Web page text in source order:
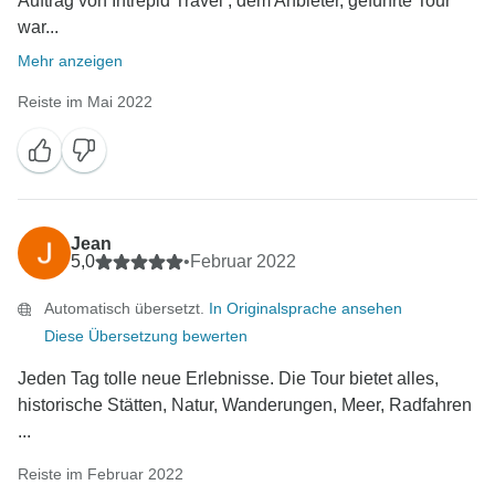
war...
Mehr anzeigen
Reiste im Mai 2022
Jean
5,0
•Februar 2022
Automatisch übersetzt. In Originalsprache ansehen
Diese Übersetzung bewerten
Jeden Tag tolle neue Erlebnisse. Die Tour bietet alles,
historische Stätten, Natur, Wanderungen, Meer, Radfahren
...
Reiste im Februar 2022